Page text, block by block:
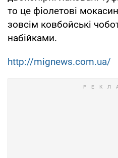
то це фіолетові
зовсім ковбойські
набійками.
http://mignews.com.ua/